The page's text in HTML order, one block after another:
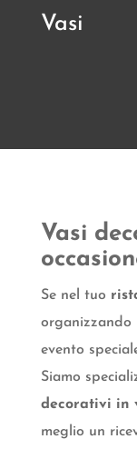
Vasi
Vasi
Se nel tuo
organizzando
evento
Siamo
decorativi in
meglio un